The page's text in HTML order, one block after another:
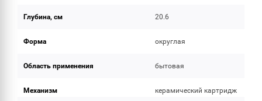
Глубина, см 20.6
Форма округлая
Область применения бытовая
Механизм керамический картридж